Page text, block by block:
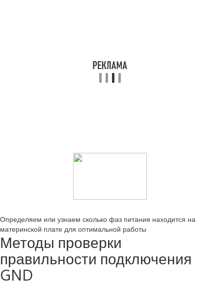
Определяем или узнаем сколько фаз питания находится на
материнской плате для оптимальной работы
Методы проверки
правильности подключения
GND